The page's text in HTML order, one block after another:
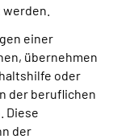
einer
übernehmen
oder
der beruflichen
Diese
der